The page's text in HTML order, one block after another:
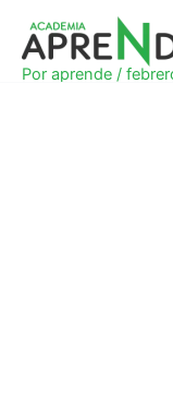
contenido
Por aprende /